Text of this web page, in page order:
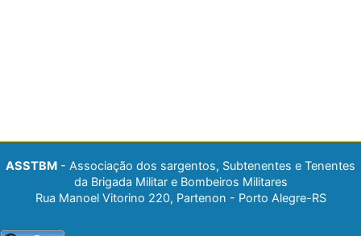
ASSTBM - Associação dos sargentos, Subtenentes e Tenentes
da Brigada Militar e Bombeiros Militares
Rua Manoel Vitorino 220, Partenon - Porto Alegre-RS